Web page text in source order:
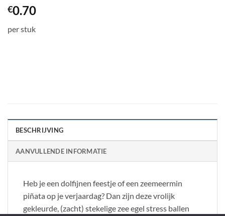
€0.70
per stuk
BESCHRIJVING
AANVULLENDE INFORMATIE
Heb je een dolfijnen feestje of een zeemeermin
piñata op je verjaardag? Dan zijn deze vrolijk
gekleurde, (zacht) stekelige zee egel stress ballen